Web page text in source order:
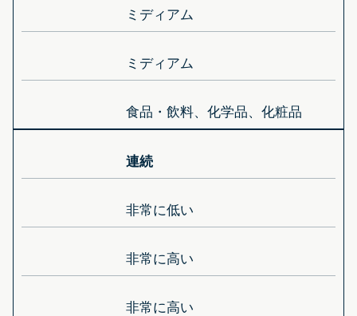
ミディアム
ミディアム
食品・飲料、化学品、化粧品
連続
非常に低い
非常に高い
非常に高い